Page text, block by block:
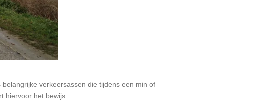
verkeersassen die tijdens een min of
hiervoor het bewijs.